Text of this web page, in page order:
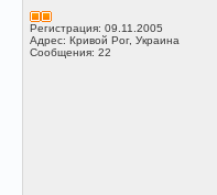
Регистрация: 09.11.2005
Адрес: Кривой Рог, Украина
Сообщения: 22